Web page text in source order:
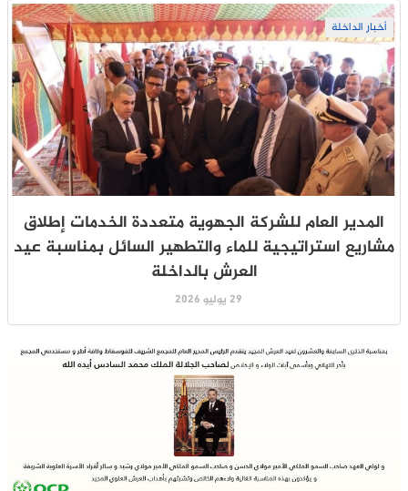
أخبار الداخلة
المدير العام للشركة الجهوية متعددة الخدمات إطلاق
مشاريع استراتيجية للماء والتطهير السائل بمناسبة عيد
العرش بالداخلة
29 يوليو 2026